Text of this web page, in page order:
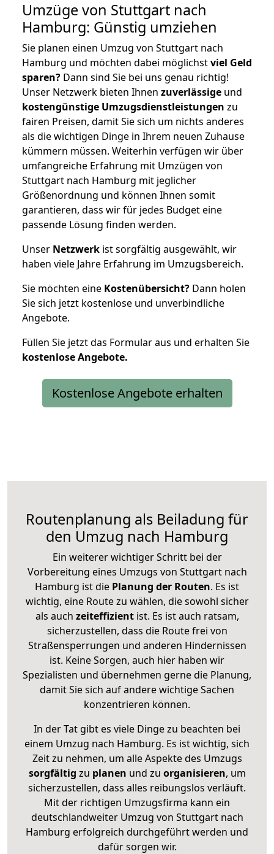
Umzüge von Stuttgart nach
Hamburg: Günstig umziehen
Sie planen einen Umzug von Stuttgart nach
Hamburg und möchten dabei möglichstviel Geld
sparen? Dann sind Sie bei uns genau richtig!
Unser Netzwerk bieten Ihnen zuverlässige und
kostengünstige Umzugsdienstleistungen zu
fairen Preisen, damit Sie sich um nichts anderes
als die wichtigen Dinge in Ihrem neuen Zuhause
kümmern müssen. Weiterhin verfügen wir über
umfangreiche Erfahrung mit Umzügen von
Stuttgart nach Hamburg mit jeglicher
Größenordnung und können Ihnen somit
garantieren, dass wir für jedes Budget eine
passende Lösung finden werden.
Unser Netzwerk ist sorgfältig ausgewählt, wir
haben viele Jahre Erfahrung im Umzugsbereich.
Sie möchten eine Kostenübersicht? Dann holen
Sie sich jetzt kostenlose und unverbindliche
Angebote.
Füllen Sie jetzt das Formular aus und erhalten Sie
kostenloseAngebote.
Kostenlose Angebote erhalten
Routenplanung als Beiladung für
den Umzug nach Hamburg
Ein weiterer wichtiger Schritt bei der
Vorbereitung eines Umzugs von Stuttgart nach
Hamburg ist die Planung der Routen. Es ist
wichtig, eine Route zu wählen, die sowohl sicher
als auch zeiteffizientist. Es ist auch ratsam,
sicherzustellen, dass die Route frei von
Straßensperrungen und anderen Hindernissen
ist. Keine Sorgen, auch hier haben wir
Spezialisten und übernehmen gerne die Planung,
damit Sie sich auf andere wichtige Sachen
konzentrieren können.
In der Tat gibt es viele Dinge zu beachten bei
einem Umzug nach Hamburg. Es ist wichtig, sich
Zeit zu nehmen, um alle Aspekte des Umzugs
sorgfältig zu planen und zu organisieren, um
sicherzustellen, dass alles reibungslos verläuft.
Mit der richtigen Umzugsfirma kann ein
deutschlandweiter Umzug von Stuttgart nach
Hamburg erfolgreich durchgeführt werden und
dafür sorgen wir.